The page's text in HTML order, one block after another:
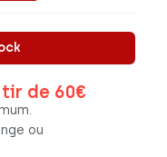
de 60€
ou